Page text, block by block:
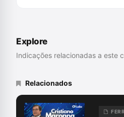
de Prerrogativas da
Advocacia Criminal da
Explore
Indicações relacionadas a este
Relacionados